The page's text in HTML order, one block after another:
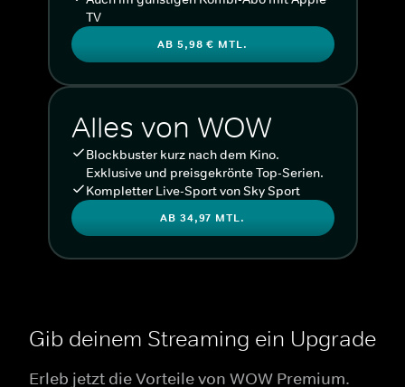
TV
AB 5,98 € MTL.
Alles von WOW
Blockbuster kurz nach dem Kino.
Exklusive und preisgekrönte Top-Serien.
Kompletter Live-Sport von Sky Sport
AB 34,97 MTL.
Gib deinem Streaming ein Upgrade
Erleb jetzt die Vorteile von WOW Premium.